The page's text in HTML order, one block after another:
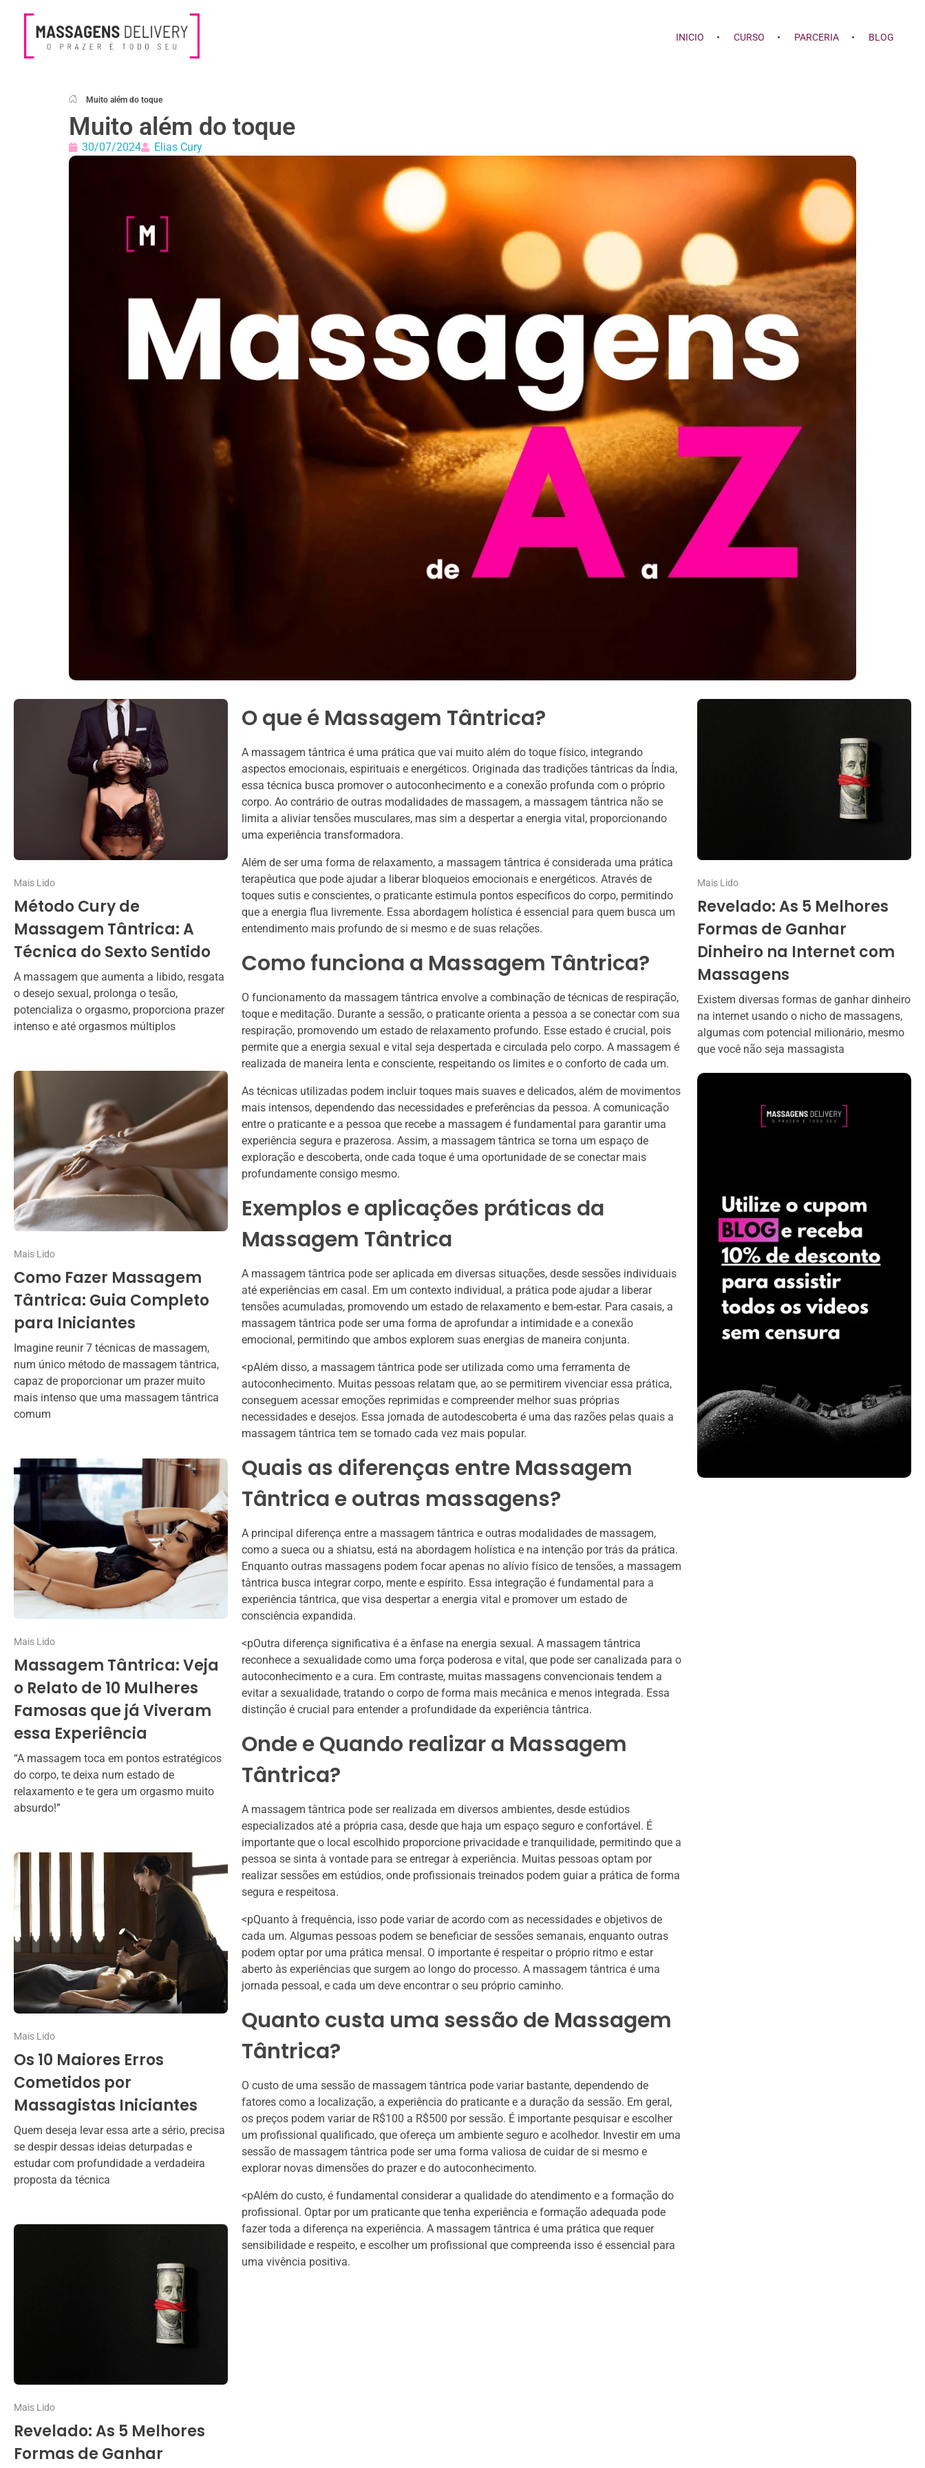
INICIO CURSO PARCERIA BLOG
Muito além do toque
Muito além do toque
30/07/2024 Elias Cury
Mais Lido
Método Cury de
Massagem Tântrica: A
Técnica do Sexto Sentido
A massagem que aumenta a libido, resgata
o desejo sexual, prolonga o tesão,
potencializa o orgasmo, proporciona prazer
intenso e até orgasmos múltiplos
Mais Lido
Como Fazer Massagem
Tântrica: Guia Completo
para Iniciantes
Imagine reunir 7 técnicas de massagem,
num único método de massagem tântrica,
capaz de proporcionar um prazer muito
mais intenso que uma massagem tântrica
comum
Mais Lido
Massagem Tântrica: Veja
o Relato de 10 Mulheres
Famosas que já Viveram
essa Experiência
“A massagem toca em pontos estratégicos
do corpo, te deixa num estado de
relaxamento e te gera um orgasmo muito
absurdo!”
Mais Lido
Os 10 Maiores Erros
Cometidos por
Massagistas Iniciantes
Quem deseja levar essa arte a sério, precisa
se despir dessas ideias deturpadas e
estudar com profundidade a verdadeira
proposta da técnica
Mais Lido
Revelado: As 5 Melhores
Formas de Ganhar
O que é Massagem Tântrica?
A massagem tântrica é uma prática que vai muito além do toque físico, integrando
aspectos emocionais, espirituais e energéticos. Originada das tradições tântricas da Índia,
essa técnica busca promover o autoconhecimento e a conexão profunda com o próprio
corpo. Ao contrário de outras modalidades de massagem, a massagem tântrica não se
limita a aliviar tensões musculares, mas sim a despertar a energia vital, proporcionando
uma experiência transformadora.
Além de ser uma forma de relaxamento, a massagem tântrica é considerada uma prática
terapêutica que pode ajudar a liberar bloqueios emocionais e energéticos. Através de
toques sutis e conscientes, o praticante estimula pontos específicos do corpo, permitindo
que a energia flua livremente. Essa abordagem holística é essencial para quem busca um
entendimento mais profundo de si mesmo e de suas relações.
Como funciona a Massagem Tântrica?
O funcionamento da massagem tântrica envolve a combinação de técnicas de respiração,
toque e meditação. Durante a sessão, o praticante orienta a pessoa a se conectar com sua
respiração, promovendo um estado de relaxamento profundo. Esse estado é crucial, pois
permite que a energia sexual e vital seja despertada e circulada pelo corpo. A massagem é
realizada de maneira lenta e consciente, respeitando os limites e o conforto de cada um.
As técnicas utilizadas podem incluir toques mais suaves e delicados, além de movimentos
mais intensos, dependendo das necessidades e preferências da pessoa. A comunicação
entre o praticante e a pessoa que recebe a massagem é fundamental para garantir uma
experiência segura e prazerosa. Assim, a massagem tântrica se torna um espaço de
exploração e descoberta, onde cada toque é uma oportunidade de se conectar mais
profundamente consigo mesmo.
Exemplos e aplicações práticas da
Massagem Tântrica
A massagem tântrica pode ser aplicada em diversas situações, desde sessões individuais
até experiências em casal. Em um contexto individual, a prática pode ajudar a liberar
tensões acumuladas, promovendo um estado de relaxamento e bem-estar. Para casais, a
massagem tântrica pode ser uma forma de aprofundar a intimidade e a conexão
emocional, permitindo que ambos explorem suas energias de maneira conjunta.
<pAlém disso, a massagem tântrica pode ser utilizada como uma ferramenta de
autoconhecimento. Muitas pessoas relatam que, ao se permitirem vivenciar essa prática,
conseguem acessar emoções reprimidas e compreender melhor suas próprias
necessidades e desejos. Essa jornada de autodescoberta é uma das razões pelas quais a
massagem tântrica tem se tornado cada vez mais popular.
Quais as diferenças entre Massagem
Tântrica e outras massagens?
A principal diferença entre a massagem tântrica e outras modalidades de massagem,
como a sueca ou a shiatsu, está na abordagem holística e na intenção por trás da prática.
Enquanto outras massagens podem focar apenas no alívio físico de tensões, a massagem
tântrica busca integrar corpo, mente e espírito. Essa integração é fundamental para a
experiência tântrica, que visa despertar a energia vital e promover um estado de
consciência expandida.
<pOutra diferença significativa é a ênfase na energia sexual. A massagem tântrica
reconhece a sexualidade como uma força poderosa e vital, que pode ser canalizada para o
autoconhecimento e a cura. Em contraste, muitas massagens convencionais tendem a
evitar a sexualidade, tratando o corpo de forma mais mecânica e menos integrada. Essa
distinção é crucial para entender a profundidade da experiência tântrica.
Onde e Quando realizar a Massagem
Tântrica?
A massagem tântrica pode ser realizada em diversos ambientes, desde estúdios
especializados até a própria casa, desde que haja um espaço seguro e confortável. É
importante que o local escolhido proporcione privacidade e tranquilidade, permitindo que a
pessoa se sinta à vontade para se entregar à experiência. Muitas pessoas optam por
realizar sessões em estúdios, onde profissionais treinados podem guiar a prática de forma
segura e respeitosa.
<pQuanto à frequência, isso pode variar de acordo com as necessidades e objetivos de
cada um. Algumas pessoas podem se beneficiar de sessões semanais, enquanto outras
podem optar por uma prática mensal. O importante é respeitar o próprio ritmo e estar
aberto às experiências que surgem ao longo do processo. A massagem tântrica é uma
jornada pessoal, e cada um deve encontrar o seu próprio caminho.
Quanto custa uma sessão de Massagem
Tântrica?
O custo de uma sessão de massagem tântrica pode variar bastante, dependendo de
fatores como a localização, a experiência do praticante e a duração da sessão. Em geral,
os preços podem variar de R$100 a R$500 por sessão. É importante pesquisar e escolher
um profissional qualificado, que ofereça um ambiente seguro e acolhedor. Investir em uma
sessão de massagem tântrica pode ser uma forma valiosa de cuidar de si mesmo e
explorar novas dimensões do prazer e do autoconhecimento.
<pAlém do custo, é fundamental considerar a qualidade do atendimento e a formação do
profissional. Optar por um praticante que tenha experiência e formação adequada pode
fazer toda a diferença na experiência. A massagem tântrica é uma prática que requer
sensibilidade e respeito, e escolher um profissional que compreenda isso é essencial para
uma vivência positiva.
Mais Lido
Revelado: As 5 Melhores
Formas de Ganhar
Dinheiro na Internet com
Massagens
Existem diversas formas de ganhar dinheiro
na internet usando o nicho de massagens,
algumas com potencial milionário, mesmo
que você não seja massagista